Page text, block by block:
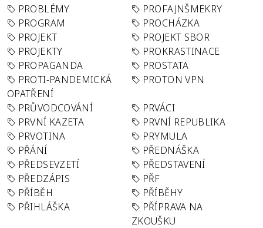
PROBLÉMY
PROFAJNŠMEKRY
PROGRAM
PROCHÁZKA
PROJEKT
PROJEKT SBOR
PROJEKTY
PROKRASTINACE
PROPAGANDA
PROSTATA
PROTI-PANDEMICKÁ
OPATŘENÍ
PROTON VPN
PRŮVODCOVÁNÍ
PRVÁCI
PRVNÍ KAZETA
PRVNÍ REPUBLIKA
PRVOTINA
PRYMULA
PŘÁNÍ
PŘEDNÁŠKA
PŘEDSEVZETÍ
PŘEDSTAVENÍ
PŘEDZÁPIS
PŘF
PŘÍBĚH
PŘÍBĚHY
PŘIHLÁŠKA
PŘÍPRAVA NA
ZKOUŠKU